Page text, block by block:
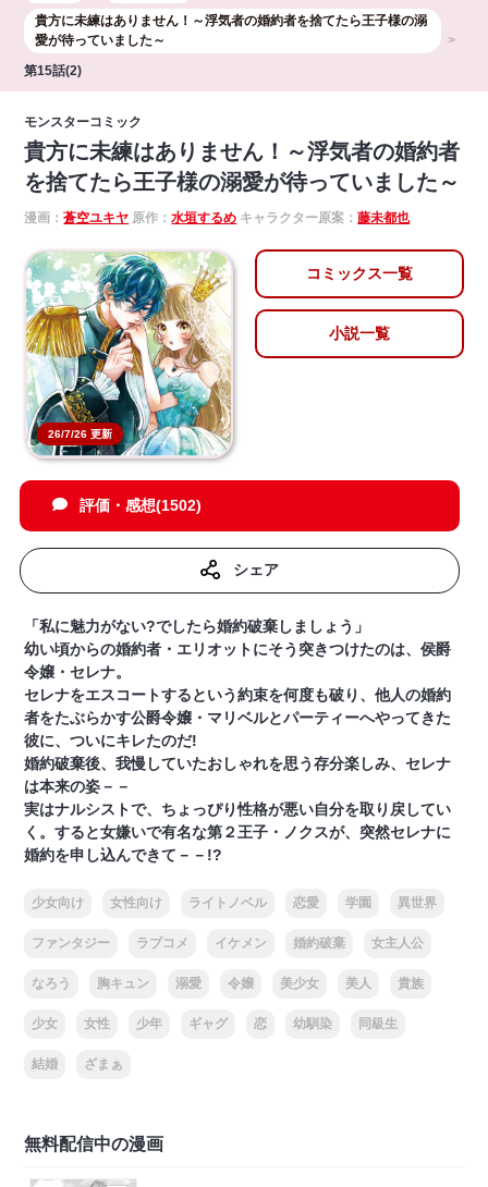
貴方に未練はありません！～浮気者の婚約者を捨てたら王子様の溺
愛が待っていました～
第15話(2)
モンスターコミック
貴方に未練はありません！～浮気者の婚約者
を捨てたら王子様の溺愛が待っていました～
漫画：蒼空ユキヤ 原作：水垣するめ キャラクター原案：藤未都也
26/7/26 更新
コミックス一覧
小説一覧
評価・感想(1502)
シェア
「私に魅力がない?でしたら婚約破棄しましょう」
幼い頃からの婚約者・エリオットにそう突きつけたのは、侯爵
令嬢・セレナ。
セレナをエスコートするという約束を何度も破り、他人の婚約
者をたぶらかす公爵令嬢・マリベルとパーティーへやってきた
彼に、ついにキレたのだ!
婚約破棄後、我慢していたおしゃれを思う存分楽しみ、セレナ
は本来の姿－－
実はナルシストで、ちょっぴり性格が悪い自分を取り戻してい
く。すると女嫌いで有名な第２王子・ノクスが、突然セレナに
婚約を申し込んできて－－!?
少女向け 女性向け ライトノベル 恋愛 学園 異世界
ファンタジー ラブコメ イケメン 婚約破棄 女主人公
なろう 胸キュン 溺愛 令嬢 美少女 美人 貴族
少女 女性 少年 ギャグ 恋 幼馴染 同級生
結婚 ざまぁ
無料配信中の漫画